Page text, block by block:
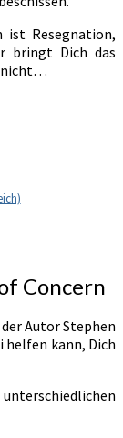
ist Resegnation,
bringt Dich das
nicht…
Concern
Autor Stephen
helfen kann, Dich
unterschiedlichen